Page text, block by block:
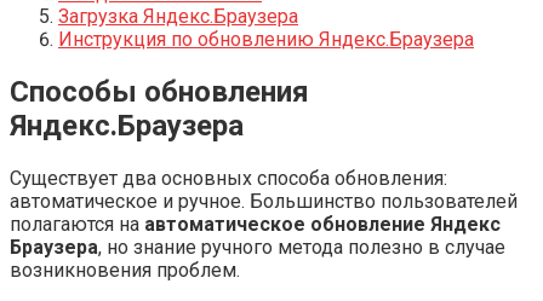
Загрузка Яндекс.Браузера
Инструкция по обновлению Яндекс.Браузера
Способы обновления
Яндекс.Браузера
Существует два основных способа обновления:
автоматическое и ручное. Большинство пользователей
полагаются на автоматическое обновление Яндекс
Браузера, но знание ручного метода полезно в случае
возникновения проблем.